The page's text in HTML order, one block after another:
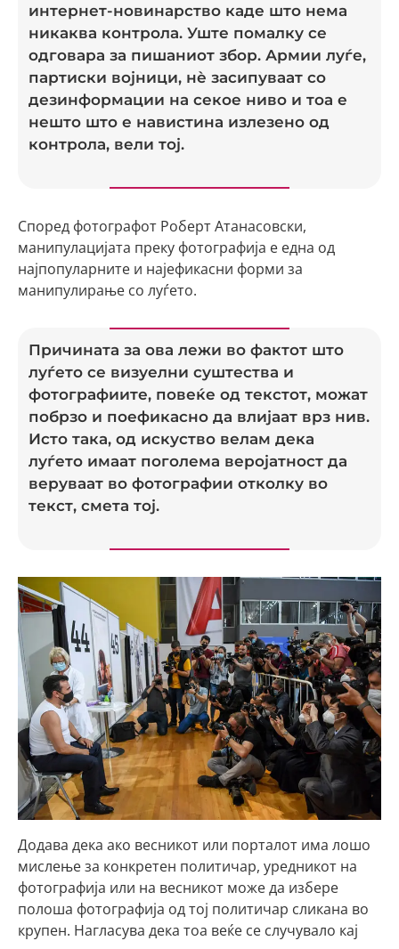
интернет-новинарство каде што нема
никаква контрола. Уште помалку се
одговара за пишаниот збор. Армии луѓе,
партиски војници, нè засипуваат со
дезинформации на секое ниво и тоа е
нешто што е навистина излезено од
контрола, вели тој.
Според фотографот Роберт Атанасовски,
манипулацијата преку фотографија е една од
најпопуларните и најефикасни форми за
манипулирање со луѓето.
Причината за ова лежи во фактот што
луѓето се визуелни суштества и
фотографиите, повеќе од текстот, можат
побрзо и поефикасно да влијаат врз нив.
Исто така, од искуство велам дека
луѓето имаат поголема веројатност да
веруваат во фотографии отколку во
текст, смета тој.
Додава дека ако весникот или порталот има лошо
мислење за конкретен политичар, уредникот на
фотографија или на весникот може да избере
полоша фотографија од тој политичар сликана во
крупен. Нагласува дека тоа веќе се случувало кај